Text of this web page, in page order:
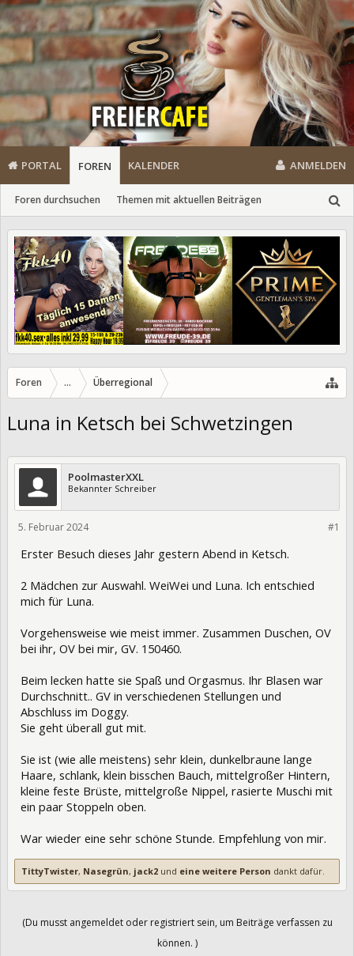
PORTAL FOREN
Foren durchsuchen Themen mit aktuellen Beiträgen
KALENDER ANMELDEN
Foren ... Überregional
Luna in Ketsch bei Schwetzingen
PoolmasterXXL
Bekannter Schreiber
#1
5. Februar 2024
Erster Besuch dieses Jahr gestern Abend in Ketsch.
2 Mädchen zur Auswahl. WeiWei und Luna. Ich entschied
mich für Luna.
Vorgehensweise wie meist immer. Zusammen Duschen, OV
bei ihr, OV bei mir, GV. 150460.
Beim lecken hatte sie Spaß und Orgasmus. Ihr Blasen war
Durchschnitt.. GV in verschiedenen Stellungen und
Abschluss im Doggy.
Sie geht überall gut mit.
Sie ist (wie alle meistens) sehr klein, dunkelbraune lange
Haare, schlank, klein bisschen Bauch, mittelgroßer Hintern,
kleine feste Brüste, mittelgroße Nippel, rasierte Muschi mit
ein paar Stoppeln oben.
War wieder eine sehr schöne Stunde. Empfehlung von mir.
TittyTwister, Nasegrün, jack2 und eine weitere Person dankt dafür.
(Du musst angemeldet oder registriert sein, um Beiträge verfassen zu
können. )